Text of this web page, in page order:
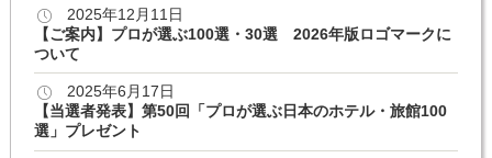
2025年12月11日
【ご案内】プロが選ぶ100選・30選 2026年版ロゴマークに
ついて
2025年6月17日
【当選者発表】第50回「プロが選ぶ日本のホテル・旅館100
選」プレゼント